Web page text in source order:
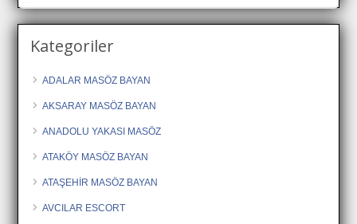
Kategoriler
ADALAR MASÖZ BAYAN
AKSARAY MASÖZ BAYAN
ANADOLU YAKASI MASÖZ
ATAKÖY MASÖZ BAYAN
ATAŞEHİR MASÖZ BAYAN
AVCILAR ESCORT